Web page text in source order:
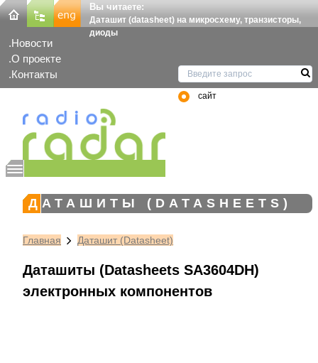
Вы читаете:
Даташит (datasheet) на микросхему, транзисторы,
диоды
Новости
О проекте
Контакты
сайт
ДАТАШИТЫ (DATASHEETS)
Главная Даташит (Datasheet)
Даташиты (Datasheets SA3604DH)
электронных компонентов